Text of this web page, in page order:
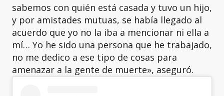
sabemos con quién está casada y tuvo un hijo,
y por amistades mutuas, se había llegado al
acuerdo que yo no la iba a mencionar ni ella a
mí… Yo he sido una persona que he trabajado,
no me dedico a ese tipo de cosas para
amenazar a la gente de muerte», aseguró.